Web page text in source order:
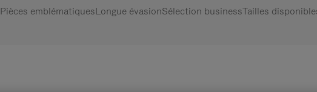
Pièces emblématiquesLongue évasionSélection businessTailles